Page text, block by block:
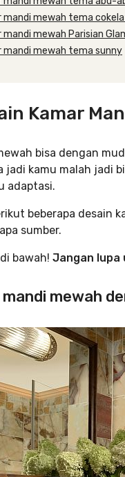
mandi mewah tema
mandi mewah Parisian
mandi mewah tema sunny
Kamar
bisa dengan
jadi kamu malah jadi
adaptasi.
beberapa desain
sumber.
bawah! Jangan lupa
mandi mewah